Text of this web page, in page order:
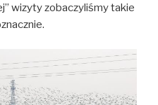
wizyty zobaczyliśmy takie